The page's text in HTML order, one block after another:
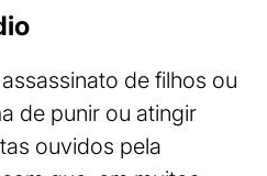
de filhos ou
de punir ou atingir
ouvidos pela